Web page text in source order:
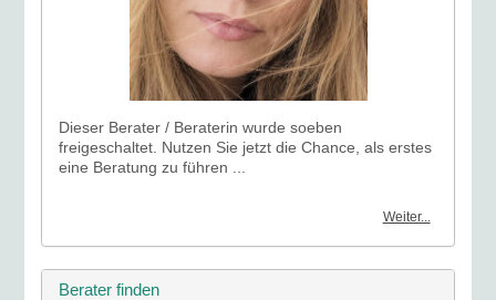
Dieser Berater / Beraterin wurde soeben
freigeschaltet. Nutzen Sie jetzt die Chance, als erstes
eine Beratung zu führen ...
Weiter...
Berater finden